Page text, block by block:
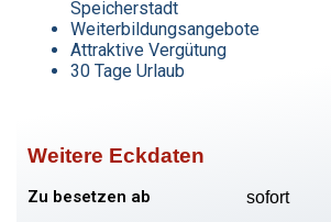
Speicherstadt
Weiterbildungsangebote
Attraktive Vergütung
30 Tage Urlaub
Weitere Eckdaten
Zu besetzen ab sofort